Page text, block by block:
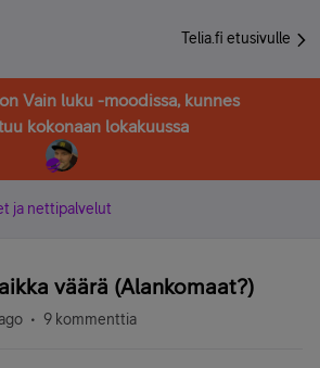
Telia.fi etusivulle
Vain luku -moodissa, kunnes
kokonaan lokakuussa
ja nettipalvelut
väärä (Alankomaat?)
9 kommenttia